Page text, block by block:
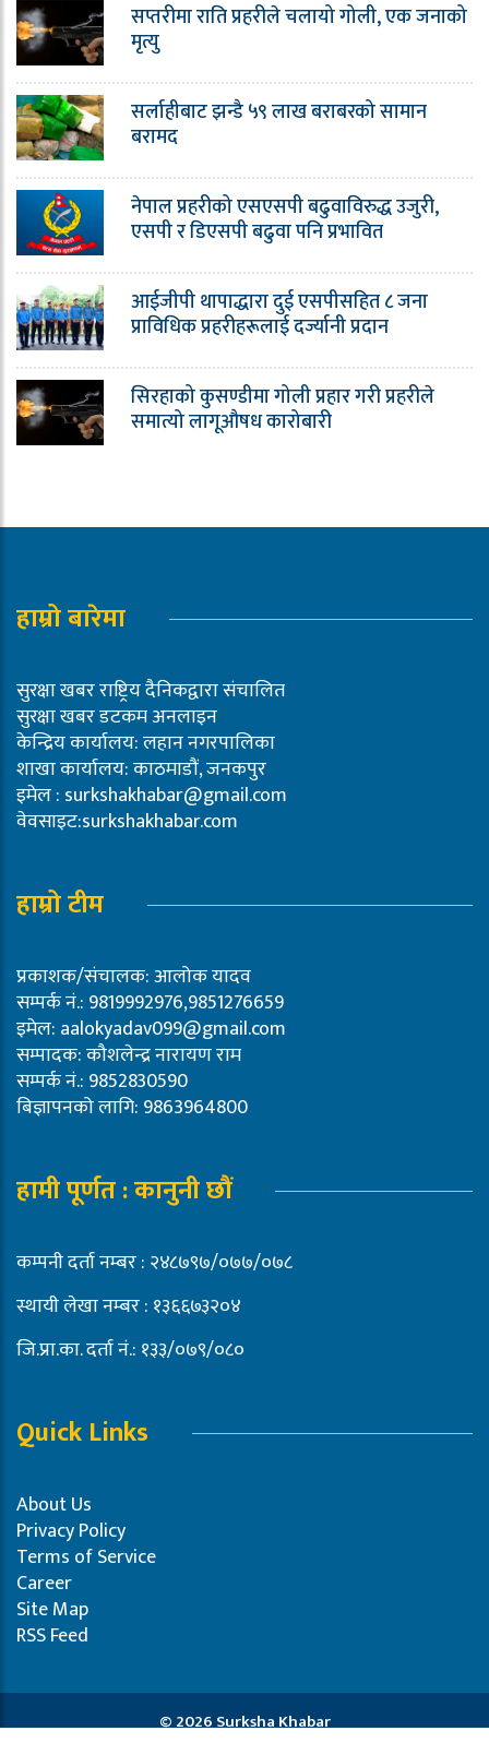
सप्तरीमा राति प्रहरीले चलायो गोली, एक जनाको
मृत्यु
सर्लाहीबाट झन्डै ५९ लाख बराबरको सामान
बरामद
नेपाल प्रहरीको एसएसपी बढुवाविरुद्ध उजुरी,
एसपी र डिएसपी बढुवा पनि प्रभावित
आईजीपी थापाद्धारा दुई एसपीसहित ८ जना
प्राविधिक प्रहरीहरूलाई दर्ज्यानी प्रदान
सिरहाको कुसण्डीमा गोली प्रहार गरी प्रहरीले
समात्यो लागूऔषध कारोबारी
हाम्रो बारेमा
सुरक्षा खबर राष्ट्रिय दैनिकद्वारा संचालित
सुरक्षा खबर डटकम अनलाइन
केन्द्रिय कार्यालय: लहान नगरपालिका
शाखा कार्यालय: काठमाडौं, जनकपुर
इमेल : surkshakhabar@gmail.com
वेवसाइट:surkshakhabar.com
हाम्रो टीम
प्रकाशक/संचालक: आलोक यादव
सम्पर्क नं.: 9819992976,9851276659
इमेल: aalokyadav099@gmail.com
सम्पादक: कौशलेन्द्र नारायण राम
सम्पर्क नं.: 9852830590
बिज्ञापनको लागि: 9863964800
हामी पूर्णत : कानुनी छौं
कम्पनी दर्ता नम्बर : २४८७९७/०७७/०७८
स्थायी लेखा नम्बर : १३६६७३२०४
जि.प्रा.का. दर्ता नं.: १३३/०७९/०८०
Quick Links
About Us
Privacy Policy
Terms of Service
Career
Site Map
RSS Feed
© 2026 Surksha Khabar